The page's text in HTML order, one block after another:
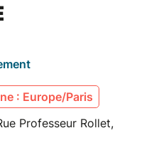
: Europe/Paris
Professeur Rollet,